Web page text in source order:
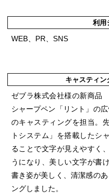
利用
WEB、PR、SNS
キャスティン
ゼブラ株式会社様の新商品
シャープペン「リント」の
のキャスティングを担当。
トシステム」を搭載したシ
ることで文字が見えやすく
うになり、美しい文字が書
書き姿が美しく、清潔感の
ングしました。